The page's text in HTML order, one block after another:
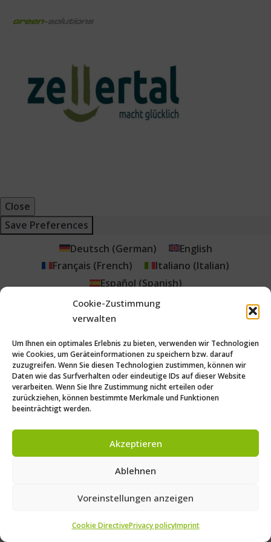
Cookie-Zustimmung
verwalten
Um Ihnen ein optimales Erlebnis zu bieten, verwenden wir Technologien
wie Cookies, um Geräteinformationen zu speichern bzw. darauf
zuzugreifen. Wenn Sie diesen Technologien zustimmen, können wir
Daten wie das Surfverhalten oder eindeutige IDs auf dieser Website
verarbeiten. Wenn Sie Ihre Zustimmung nicht erteilen oder
zurückziehen, können bestimmte Merkmale und Funktionen
beeinträchtigt werden.
Akzeptieren
Ablehnen
Voreinstellungen anzeigen
Cookie DirectivePrivacy policyImprint
Close
Save Preferences
Deutsch (German)
English
Français (French) Italiano (Italian)
Español (Spanish)
Português(Portuguese (Brazil)
Čeština